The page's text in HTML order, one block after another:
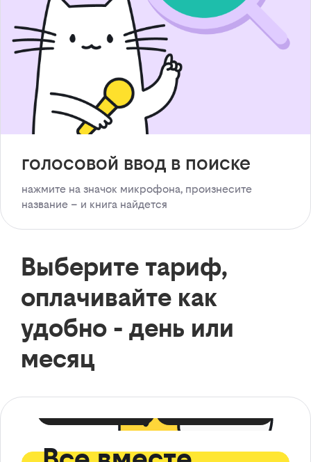
голосовой ввод в поиске
нажмите на значок микрофона, произнесите
название – и книга найдется
Выберите тариф,
оплачивайте как
удобно - день или
месяц